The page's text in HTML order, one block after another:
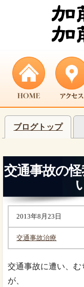
ブログトップ
交通事故の
2013年8月23日
交通事故治療
交通事故に遭い、
が、